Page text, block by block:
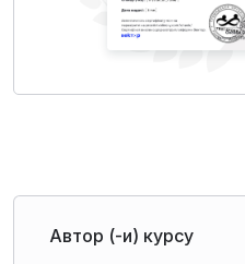
Автор (-и) курсу